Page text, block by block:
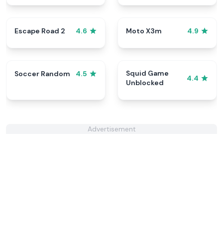
Escape Road 2 4.6 Moto X3m 4.9
Soccer Random 4.5
Squid Game
Unblocked
4.4
Advertisement